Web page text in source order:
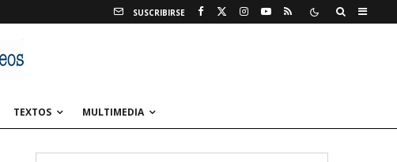
SUSCRIBIRSE
TEXTOS MULTIMEDIA